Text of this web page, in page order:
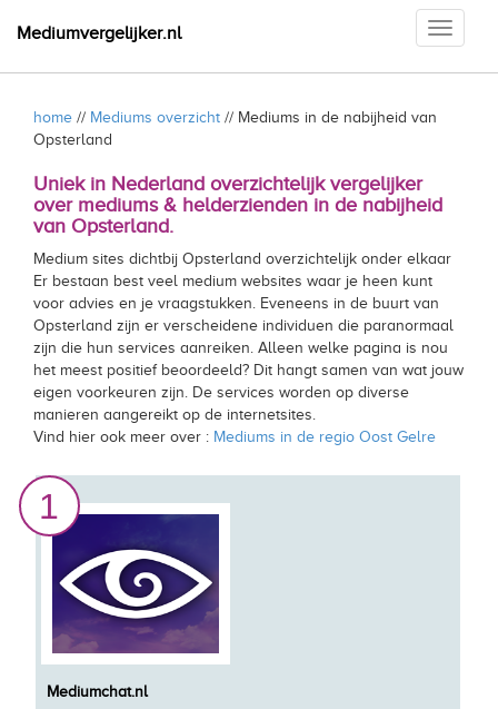
Toggle
Mediumvergelijker.nl
home // Mediums overzicht // Mediums in de nabijheid van
Opsterland
Uniek in Nederland overzichtelijk vergelijker
over mediums & helderzienden in de nabijheid
van Opsterland.
Medium sites dichtbij Opsterland overzichtelijk onder elkaar
Er bestaan best veel medium websites waar je heen kunt
voor advies en je vraagstukken. Eveneens in de buurt van
Opsterland zijn er verscheidene individuen die paranormaal
zijn die hun services aanreiken. Alleen welke pagina is nou
het meest positief beoordeeld? Dit hangt samen van wat jouw
eigen voorkeuren zijn. De services worden op diverse
manieren aangereikt op de internetsites.
Vind hier ook meer over : Mediums in de regio Oost Gelre
1
Mediumchat.nl